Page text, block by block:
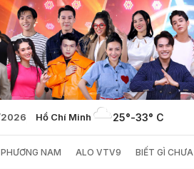
2026 Hồ Chí Minh 25°-33° C
NAM ALO VTV9 BIẾT GÌ CHƯA